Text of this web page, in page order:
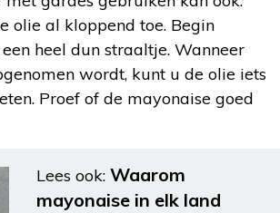
olie al kloppend toe. Begin
heel dun straaltje. Wanneer
wordt, kunt u de olie iets
Proef of de mayonaise goed
Lees ook: Waarom
mayonaise in elk land